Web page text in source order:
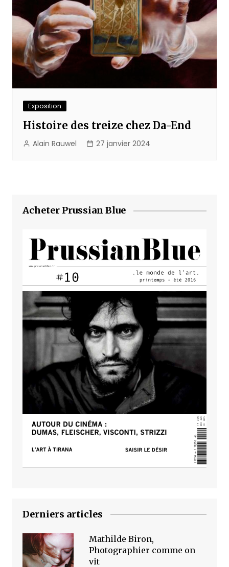
Exposition
Histoire des treize chez Da-End
Alain Rauwel 27 janvier 2024
Acheter Prussian Blue
Derniers articles
Mathilde Biron,
Photographier comme on
vit